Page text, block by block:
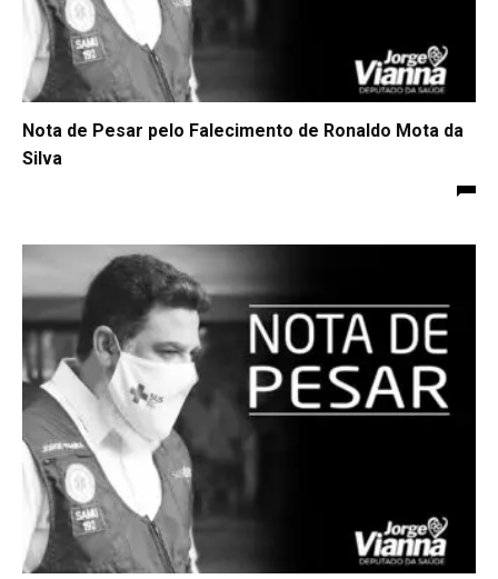
Nota de Pesar pelo Falecimento de Ronaldo Mota da
Silva